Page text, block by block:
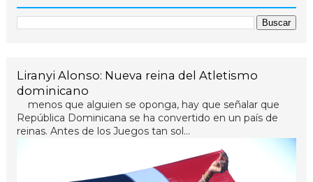
Liranyi Alonso: Nueva reina del Atletismo
dominicano
menos que alguien se oponga, hay que señalar que
República Dominicana se ha convertido en un país de
reinas. Antes de los Juegos tan sol...